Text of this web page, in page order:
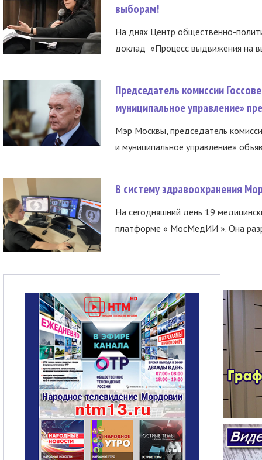
выборам!
На днях Центр общественно-
доклад «Процесс выдвижения на
Председатель комиссии
муниципальное управление»
Мэр Москвы, председатель
и муниципальное управление»
В систему здравоохранения
На сегодняшний день 19
платформе « МосМедИИ ». Она